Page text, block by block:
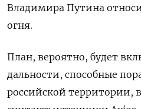
Владимира Путина
огня.
План, вероятно, будет
дальности, способные
российской территории,